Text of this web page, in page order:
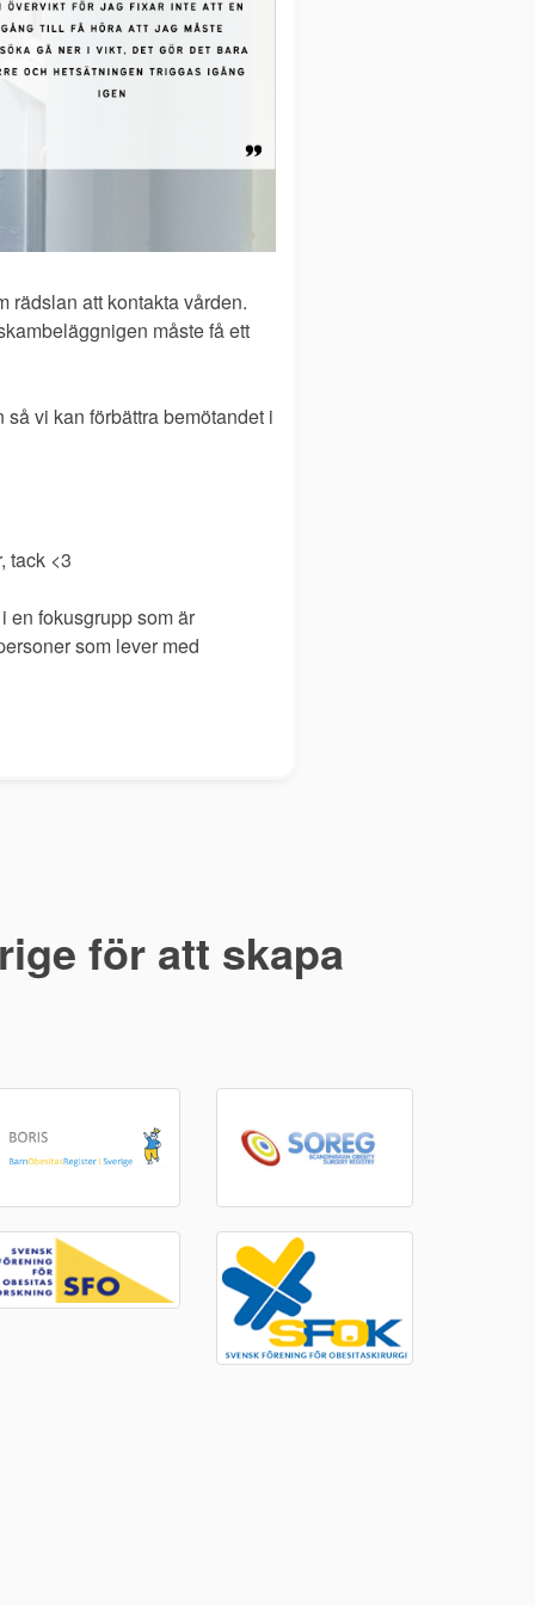
rädslan att kontakta vården.
måste få ett
vi kan förbättra bemötandet i
tack <3
en fokusgrupp som är
som lever med
för att skapa